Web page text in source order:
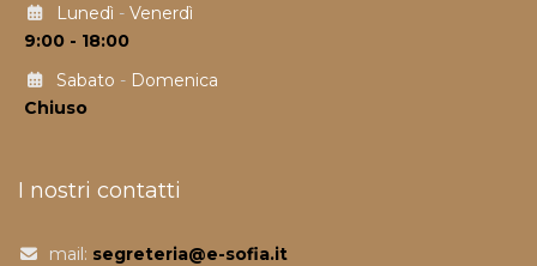
Lunedì - Venerdì
9:00 - 18:00
Sabato - Domenica
Chiuso
I nostri contatti
mail: segreteria@e-sofia.it